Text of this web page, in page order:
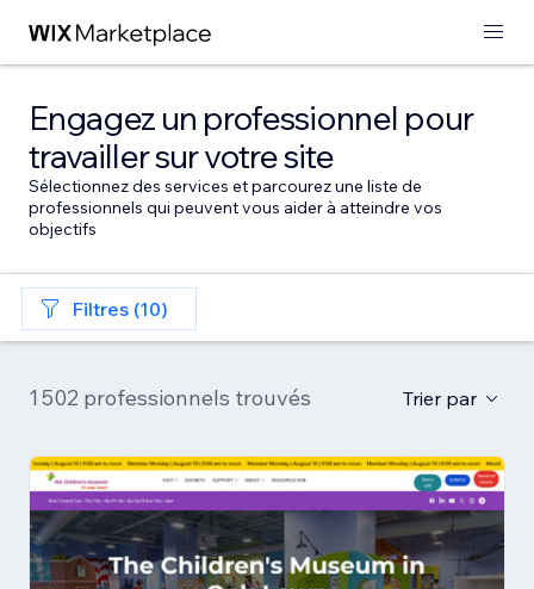
Engagez un professionnel pour
travailler sur votre site
Sélectionnez des services et parcourez une liste de
professionnels qui peuvent vous aider à atteindre vos
objectifs
Filtres (10)
1 502 professionnels trouvés Trier par